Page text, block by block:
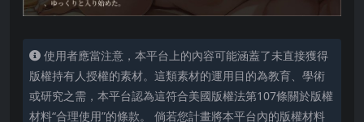
使用者應當注意，本平台上的內容可能涵蓋了未直接獲得
版權持有人授權的素材。這類素材的運用目的為教育、學術
或研究之需，本平台認為這符合美國版權法第107條關於版權
材料“合理使用”的條款。 倘若您計畫將本平台內的版權材料